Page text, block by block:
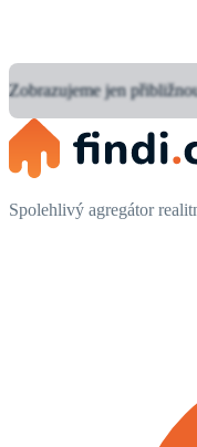
Zobrazujeme jen
Spolehlivý agregátor